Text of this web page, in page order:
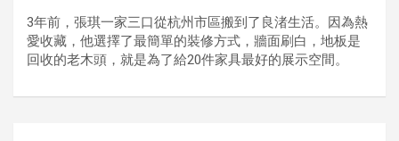
3年前，張琪一家三口從杭州市區搬到了良渚生活。因為熱
愛收藏，他選擇了最簡單的裝修方式，牆面刷白，地板是
回收的老木頭，就是為了給20件家具最好的展示空間。